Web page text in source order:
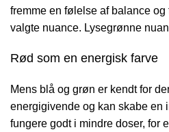
fremme en følelse af balance
valgte nuance. Lysegrønne
Rød som en energisk farve
Mens blå og grøn er kendt for
energigivende og kan skabe en
fungere godt i mindre doser, for